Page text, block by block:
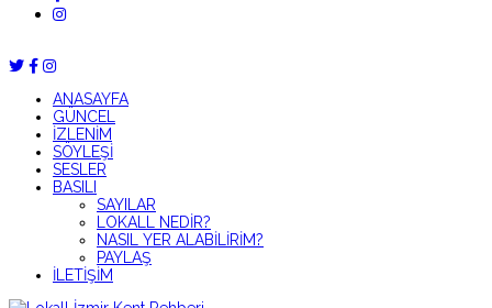
ANASAYFA
GÜNCEL
İZLENİM
SÖYLEŞİ
SESLER
BASILI
SAYILAR
LOKALL NEDİR?
NASIL YER ALABİLİRİM?
PAYLAŞ
İLETİŞİM